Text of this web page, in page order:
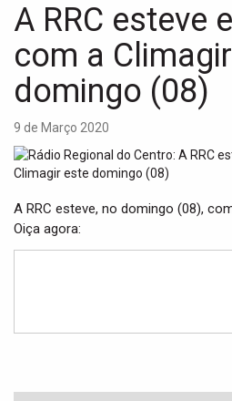
A RRC esteve
com a
domingo (08)
9 de Março 2020
A RRC esteve, no domingo (08),
Oiça agora: